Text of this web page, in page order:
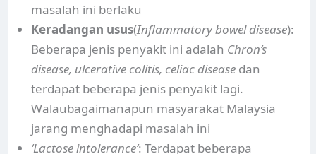
masalah ini berlaku
Keradangan usus(Inflammatory bowel disease):
Beberapa jenis penyakit ini adalah Chron’s
disease, ulcerative colitis, celiac disease dan
terdapat beberapa jenis penyakit lagi.
Walaubagaimanapun masyarakat Malaysia
jarang menghadapi masalah ini
‘Lactose intolerance’: Terdapat beberapa